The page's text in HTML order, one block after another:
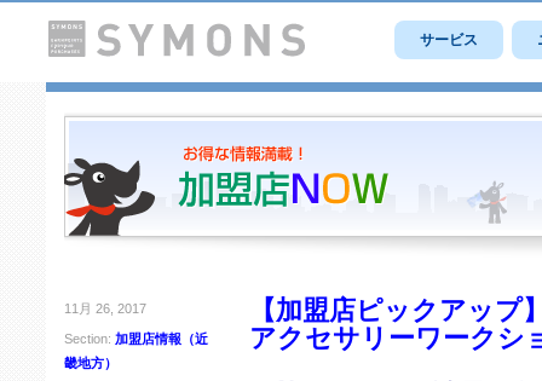
サービス
11月 26, 2017
Section: 加盟店情報（近
畿地方）
【加盟店ピックアップ
アクセサリーワークシ